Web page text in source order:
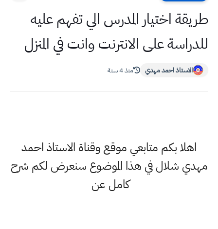
طريقة اختيار المدرس الي تفهم عليه
للدراسة على الانترنت وانت في المنزل
الاستاذ احمد مهدي منذ 4 سنة
اهلا بكم متابعي موقع وقناة الاستاذ احمد
مهدي شلال في هذا الموضوع سنعرض لكم شرح
كامل عن